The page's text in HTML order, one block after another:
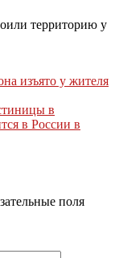
территорию у
изъято у жителя
в
в России в
поля